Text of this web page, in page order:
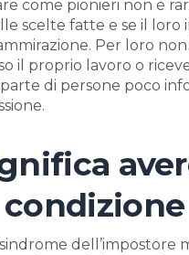
come pionieri non è
scelte fatte e se il loro
Per loro
il proprio lavoro o
di persone poco
dell’impostore